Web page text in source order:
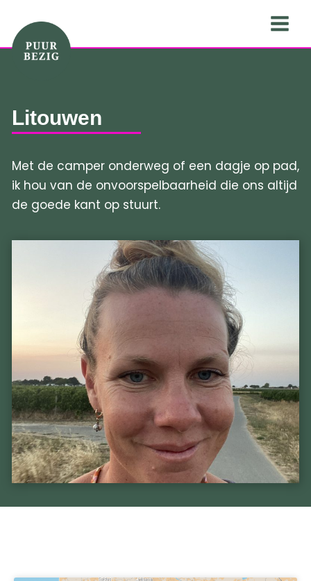
naar
de
Litouwen
Met de camper onderweg of een dagje op pad,
ik hou van de onvoorspelbaarheid die ons altijd
de goede kant op stuurt.